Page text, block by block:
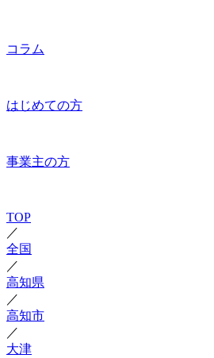
コラム
はじめての方
事業主の方
TOP
／
全国
／
高知県
／
高知市
／
大津